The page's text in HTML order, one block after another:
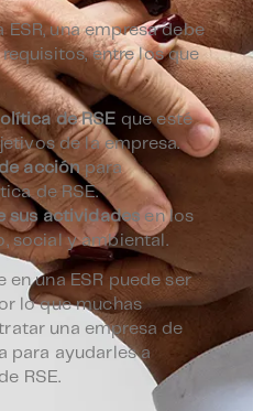
una empresa debe
entre los que
de RSE que esté
de la empresa.
acción para
de RSE.
sus actividades en los
social y ambiental.
una ESR puede ser
lo que muchas
una empresa de
para ayudarles a
RSE.